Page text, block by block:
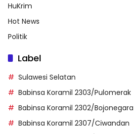
HuKrim
Hot News
Politik
Label
Sulawesi Selatan
Babinsa Koramil 2303/Pulomerak
Babinsa Koramil 2302/Bojonegara
Babinsa Koramil 2307/Ciwandan